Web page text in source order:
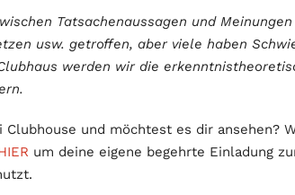
Tatsachenaussagen und
usw. getroffen, aber viele haben
werden wir die
und möchtest es dir ansehen?
um deine eigene begehrte Einladung